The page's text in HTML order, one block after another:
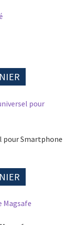
pour Smartphone